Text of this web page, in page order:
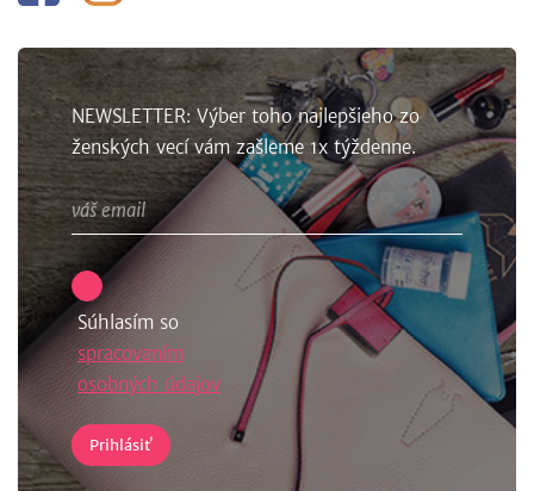
NEWSLETTER: Výber toho najlepšieho zo
ženských vecí vám zašleme 1x týždenne.
Súhlasím so
spracovaním
osobných údajov